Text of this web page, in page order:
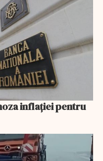
inflației pentru